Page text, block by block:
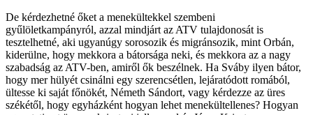
De kérdezhetné őket a menekültekkel szembeni
gyűlöletkampányról, azzal mindjárt az ATV tulajdonosát is
tesztelhetné, aki ugyanúgy sorosozik és migránsozik, mint Orbán,
kiderülne, hogy mekkora a bátorsága neki, és mekkora az a nagy
szabadság az ATV-ben, amiről ők beszélnek. Ha Sváby ilyen bátor,
hogy mer hülyét csinálni egy szerencsétlen, lejáratódott romából,
ültesse ki saját főnökét, Németh Sándort, vagy kérdezze az üres
székétől, hogy egyházként hogyan lehet menekültellenes? Hogyan